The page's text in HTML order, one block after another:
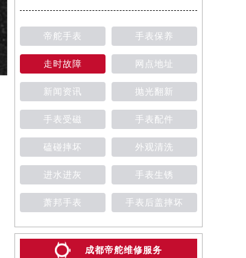
帝舵手表 手表保养
走时故障 网点地址
新闻资讯 抛光翻新
手表受磁 手表配件
磕碰摔坏 外观清洗
进水进灰 手表生锈
萧邦手表 手表后盖摔坏
成都帝舵维修服务